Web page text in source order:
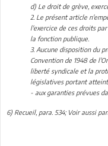
d) Le droit de grève,
2. Le présent article
l'exercice de ces droits
la fonction publique.
3. Aucune disposition du
Convention de 1948 de
liberté syndicale et la
législatives portant
- aux garanties prévues
6) Recueil, para. 534; Voir aussi